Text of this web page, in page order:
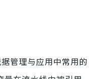
管理与应用中常用的